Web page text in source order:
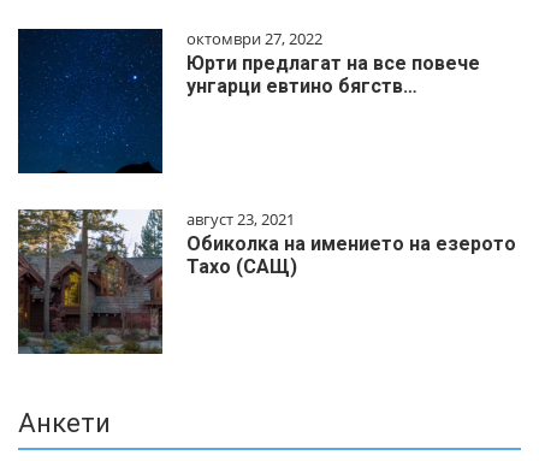
октомври 27, 2022
Юрти предлагат на все повече
унгарци евтино бягств…
август 23, 2021
Обиколка на имението на езерото
Тахо (САЩ)
Анкети